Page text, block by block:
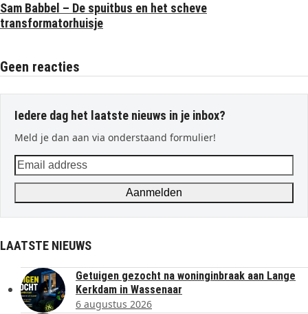
Sam Babbel – De spuitbus en het scheve
transformatorhuisje
Geen reacties
Iedere dag het laatste nieuws in je inbox?
Meld je dan aan via onderstaand formulier!
Email
address
Aanmelden
LAATSTE NIEUWS
Getuigen gezocht na woninginbraak aan Lange
Kerkdam in Wassenaar
6 augustus 2026